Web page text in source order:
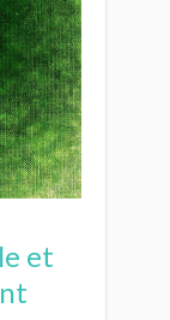
et